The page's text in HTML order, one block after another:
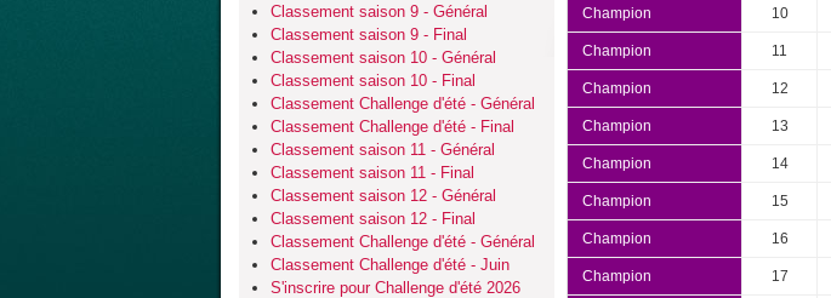
Classement saison 9 - Général
Classement saison 9 - Final
Classement saison 10 - Général
Classement saison 10 - Final
Classement Challenge d'été - Général
Classement Challenge d'été - Final
Classement saison 11 - Général
Classement saison 11 - Final
Classement saison 12 - Général
Classement saison 12 - Final
Classement Challenge d'été - Général
Classement Challenge d'été - Juin
S'inscrire pour Challenge d'été 2026
Champion 10
Champion 11
Champion 12
Champion 13
Champion 14
Champion 15
Champion 16
Champion 17